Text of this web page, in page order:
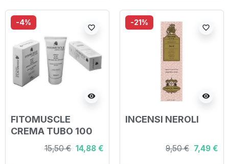
-4%
visibility
favorite_border
FITOMUSCLE
CREMA TUBO 100
15,50 € 14,88 €
-21%
visibility
favorite_border
INCENSI NEROLI
9,50 € 7,49 €